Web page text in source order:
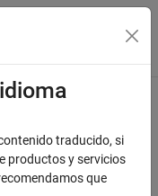
traducido, si
productos y servicios
que